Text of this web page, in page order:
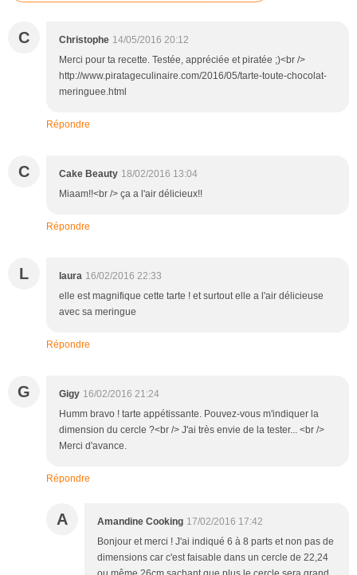
C Christophe 14/05/2016 20:12
Merci pour ta recette. Testée, appréciée et piratée ;)<br />
http://www.piratageculinaire.com/2016/05/tarte-toute-chocolat-
meringuee.html
Répondre
C Cake Beauty 18/02/2016 13:04
Miaam!!<br /> ça a l'air délicieux!!
Répondre
L laura 16/02/2016 22:33
elle est magnifique cette tarte ! et surtout elle a l'air délicieuse
avec sa meringue
Répondre
G Gigy 16/02/2016 21:24
Humm bravo ! tarte appétissante. Pouvez-vous m'indiquer la
dimension du cercle ?<br /> J'ai très envie de la tester... <br />
Merci d'avance.
Répondre
A Amandine Cooking 17/02/2016 17:42
Bonjour et merci ! J'ai indiqué 6 à 8 parts et non pas de
dimensions car c'est faisable dans un cercle de 22,24